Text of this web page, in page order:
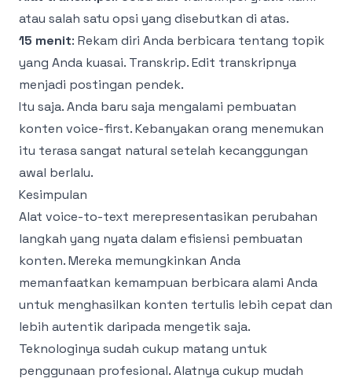
atau salah satu opsi yang disebutkan di atas.
15 menit: Rekam diri Anda berbicara tentang topik
yang Anda kuasai. Transkrip. Edit transkripnya
menjadi postingan pendek.
Itu saja. Anda baru saja mengalami pembuatan
konten voice-first. Kebanyakan orang menemukan
itu terasa sangat natural setelah kecanggungan
awal berlalu.
Kesimpulan
Alat voice-to-text merepresentasikan perubahan
langkah yang nyata dalam efisiensi pembuatan
konten. Mereka memungkinkan Anda
memanfaatkan kemampuan berbicara alami Anda
untuk menghasilkan konten tertulis lebih cepat dan
lebih autentik daripada mengetik saja.
Teknologinya sudah cukup matang untuk
penggunaan profesional. Alatnya cukup mudah